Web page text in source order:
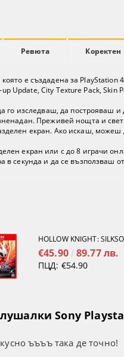
Ревюта Коректен
е създадена за
Update, City Texture Pack, Skin
го изследваш, да построяваш
Преживей нощта и
екран. Ако искаш,
екран или с до 8 играчи
секунда и да се възползваш
€45.90 89.77 лв.
ПЦД: €54.90
Sony
ъъъъ така де точно!